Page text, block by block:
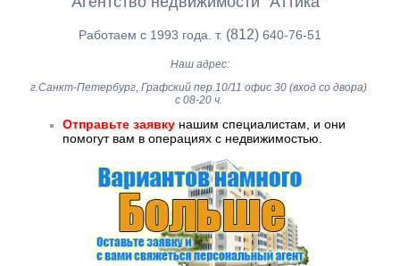
Работаем с 1993 года. т. (812) 640-76-51
Наш адрес:
г.Санкт-Петербург, Графский пер.10/11 офис 30 (вход со двора)
с 08-20 ч.
Отправьте заявку нашим специалистам, и они
помогут вам в операциях с недвижимостью.